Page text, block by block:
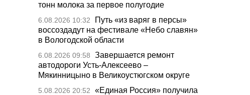
тонн молока за первое полугодие
6.08.2026 10:32
Путь «из варяг в персы»
воссоздадут на фестивале «Небо славян»
в Вологодской области
6.08.2026 09:58
Завершается ремонт
автодороги Усть-Алексеево –
Мякинницыно в Великоустюгском округе
5.08.2026 20:52
«Единая Россия» получила